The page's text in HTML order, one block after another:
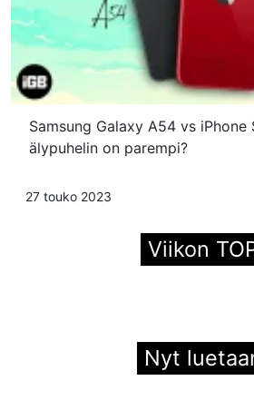
Samsung Galaxy A54 vs iPhone
älypuhelin on parempi?
27 touko 2023
Viikon
Nyt